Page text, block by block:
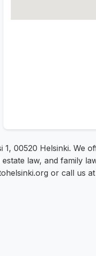
00520 Helsinki. We
law, and family
or call us